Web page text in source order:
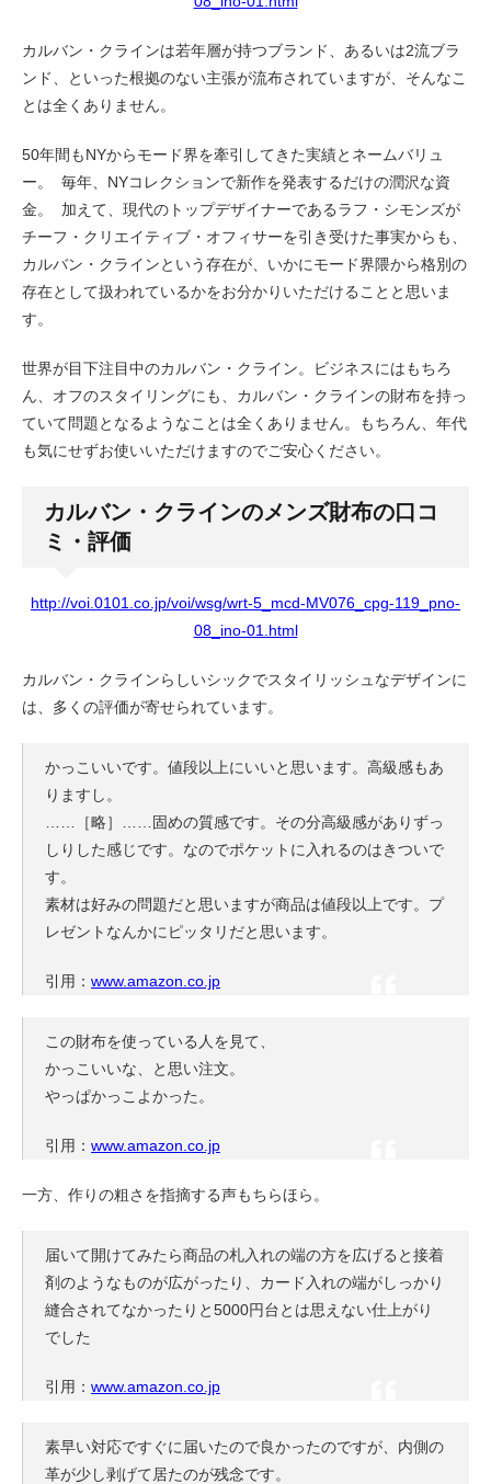
カルバン・クラインは若年層が持つブランド、あるいは2流ブラ
ンド、といった根拠のない主張が流布されていますが、そんなこ
とは全くありません。
50年間もNYからモード界を牽引してきた実績とネームバリュ
ー。 毎年、NYコレクションで新作を発表するだけの潤沢な資
金。 加えて、現代のトップデザイナーであるラフ・シモンズが
チーフ・クリエイティブ・オフィサーを引き受けた事実からも、
カルバン・クラインという存在が、いかにモード界隈から格別の
存在として扱われているかをお分かりいただけることと思いま
す。
世界が目下注目中のカルバン・クライン。ビジネスにはもちろ
ん、オフのスタイリングにも、カルバン・クラインの財布を持っ
ていて問題となるようなことは全くありません。もちろん、年代
も気にせずお使いいただけますのでご安心ください。
カルバン・クラインのメンズ財布の口コ
ミ・評価
http://voi.0101.co.jp/voi/wsg/wrt-5_mcd-MV076_cpg-119_pno-
08_ino-01.html
カルバン・クラインらしいシックでスタイリッシュなデザインに
は、多くの評価が寄せられています。
かっこいいです。値段以上にいいと思います。高級感もあ
りますし。
……［略］……固めの質感です。その分高級感がありずっ
しりした感じです。なのでポケットに入れるのはきついで
す。
素材は好みの問題だと思いますが商品は値段以上です。プ
レゼントなんかにピッタリだと思います。
引用： www.amazon.co.jp
この財布を使っている人を見て、
かっこいいな、と思い注文。
やっぱかっこよかった。
引用： www.amazon.co.jp
一方、作りの粗さを指摘する声もちらほら。
届いて開けてみたら商品の札入れの端の方を広げると接着
剤のようなものが広がったり、カード入れの端がしっかり
縫合されてなかったりと5000円台とは思えない仕上がり
でした
引用： www.amazon.co.jp
素早い対応ですぐに届いたので良かったのですが、内側の
革が少し剥げて居たのが残念です。